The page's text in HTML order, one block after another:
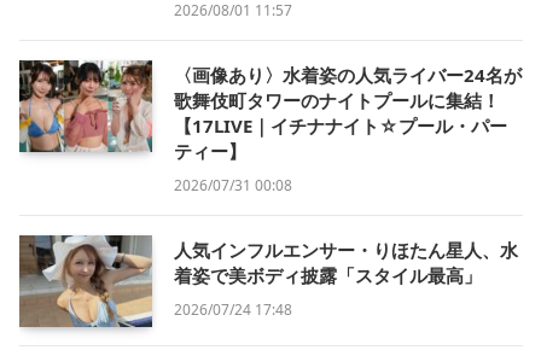
2026/08/01 11:57
〈画像あり〉水着姿の人気ライバー24名が
歌舞伎町タワーのナイトプールに集結！
【17LIVE｜イチナナイト☆プール・パー
ティー】
2026/07/31 00:08
人気インフルエンサー・りほたん星人、水
着姿で美ボディ披露「スタイル最高」
2026/07/24 17:48